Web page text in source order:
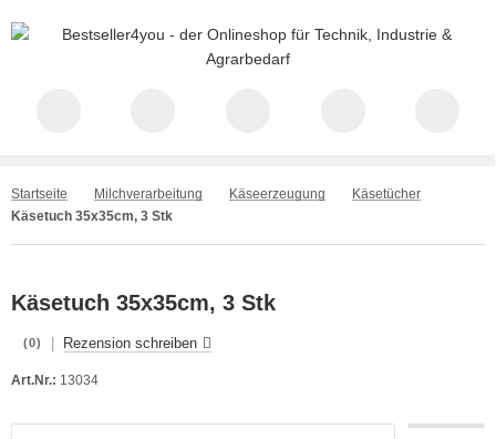
Startseite Milchverarbeitung Käseerzeugung
Käsetücher
Käsetuch 35x35cm, 3 Stk
Käsetuch 35x35cm, 3 Stk
(0) Rezension schreiben
Art.Nr.: 13034